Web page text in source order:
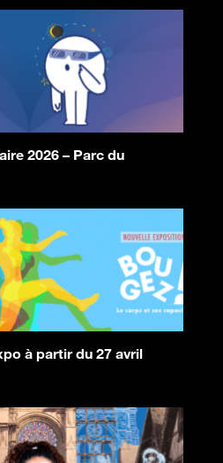
2026 – Parc du
à partir du 27 avril